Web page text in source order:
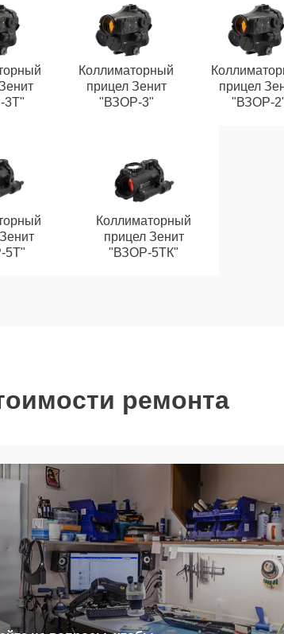
3Т"
Коллиматорный
прицел Зенит
"ВЗОР-3"
прицел
"ВЗОР-
5Т"
Коллиматорный
прицел Зенит
"ВЗОР-5ТК"
ремонта